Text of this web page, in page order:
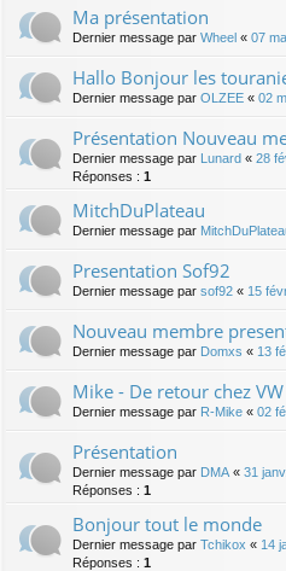
Ma présentation
Dernier message par Wheel « 07
Hallo Bonjour les
Dernier message par OLZEE « 02
Présentation Nouveau
Dernier message par Lunard « 28
Réponses : 1
MitchDuPlateau
Dernier message par
Presentation Sof92
Dernier message par sof92 « 15
Nouveau membre
Dernier message par Domxs « 13
Mike - De retour chez VW
Dernier message par R-Mike « 02
Présentation
Dernier message par DMA « 31
Réponses : 1
Bonjour tout le monde
Dernier message par Tchikox « 14
Réponses : 1